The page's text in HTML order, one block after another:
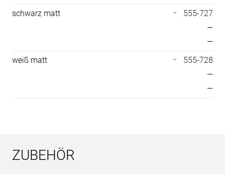
schwarz matt
555-727
—
—
weiß matt
555-728
—
—
ZUBEHÖR